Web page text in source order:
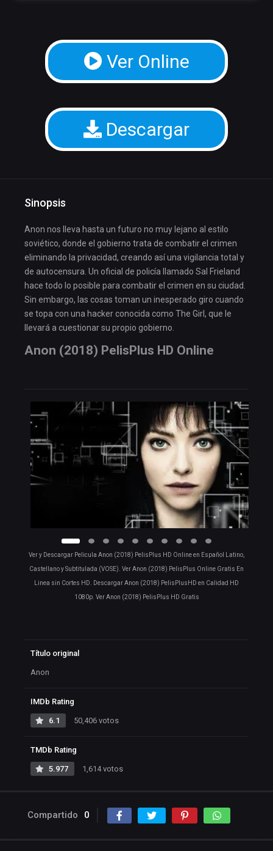
Ver Online
Descargar
Sinopsis
Anon nos lleva hasta un futuro no muy lejano al estilo
soviético, donde el gobierno trata de combatir el crimen
eliminando la privacidad, creando así una vigilancia total y
de autocensura. Un oficial de policía llamado Sal Frieland
hace todo lo posible para combatir el crimen en su ciudad.
Sin embargo, las cosas toman un inesperado giro cuando
se topa con una hacker conocida como The Girl, que le
llevará a cuestionar su propio gobierno.
Anon (2018) PelisPlus HD Online
Ver y Descargar Pelicula Anon (2018) PelisPlus HD Online en Español Latino,
Castellano y Subtitulada (VOSE). Ver Anon (2018) PelisPlus Online Gratis En
Linea sin Cortes HD. Descargar Anon (2018) PelisPlusHD en Calidad HD
1080p. Ver Anon (2018) PelisPlus HD Gratis
Título original
Anon
IMDb Rating
6.1 50,406 votos
TMDb Rating
5.977 1,614 votos
Compartido 0